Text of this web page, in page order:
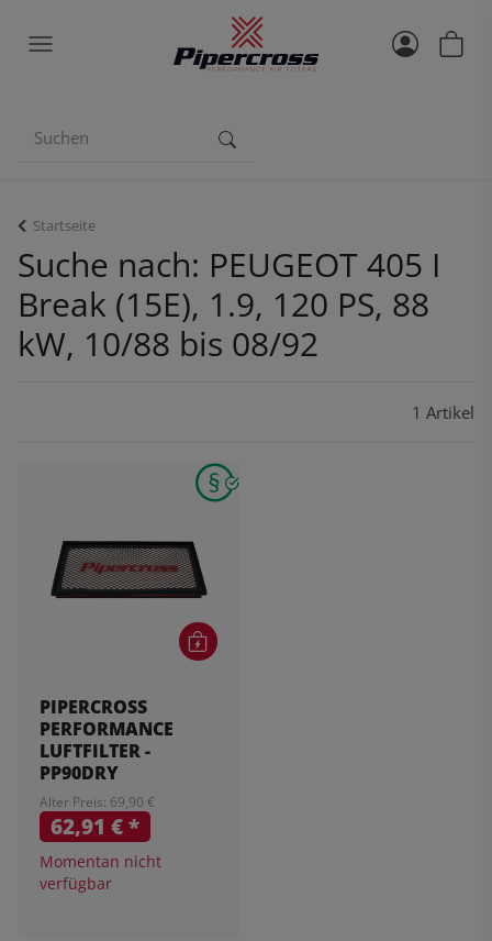
Startseite
Suche nach: PEUGEOT 405 I
Break (15E), 1.9, 120 PS, 88
kW, 10/88 bis 08/92
1 Artikel
PIPERCROSS
PERFORMANCE
LUFTFILTER -
PP90DRY
Alter Preis: 69,90 €
62,91 €*
Momentan nicht
verfügbar